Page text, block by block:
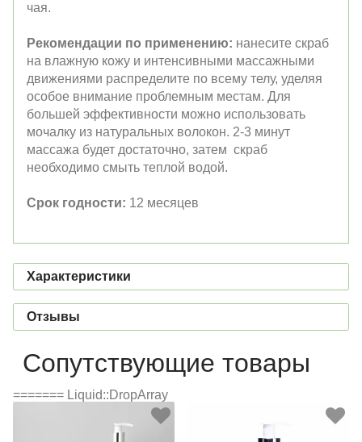
чая.
Рекомендации по применению: нанесите скраб
на влажную кожу и интенсивными массажными
движениями распределите по всему телу, уделяя
особое внимание проблемным местам. Для
большей эффективности можно использовать
мочалку из натуральных волокон. 2-3 минут
массажа будет достаточно, затем скраб
необходимо смыть теплой водой.
Срок годности: 12 месяцев
Характеристики
Отзывы
Сопутствующие товары
======= Liquid::DropArray